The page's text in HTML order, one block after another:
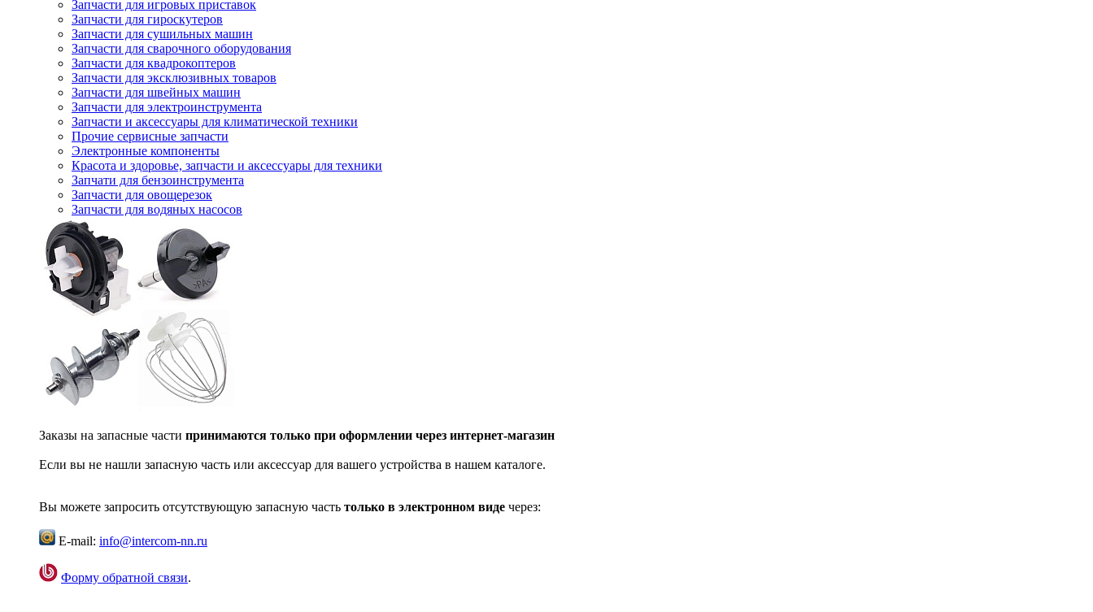
Запчасти для игровых приставок
Запчасти для гироскутеров
Запчасти для сушильных машин
Запчасти для сварочного оборудования
Запчасти для квадрокоптеров
Запчасти для эксклюзивных товаров
Запчасти для швейных машин
Запчасти для электроинструмента
Запчасти и аксессуары для климатической техники
Прочие сервисные запчасти
Электронные компоненты
Красота и здоровье, запчасти и аксессуары для техники
Запчати для бензоинструмента
Запчасти для овощерезок
Запчасти для водяных насосов
Заказы на запасные части принимаются только при оформлении через интернет-магазин
Если вы не нашли запасную часть или аксессуар для вашего устройства в нашем каталоге.
Вы можете запросить отсутствующую запасную часть только в электронном виде через:
E-mail: info@intercom-nn.ru
Форму обратной связи.